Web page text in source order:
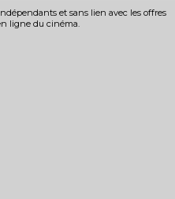
et sans lien avec les offres
ligne du cinéma.